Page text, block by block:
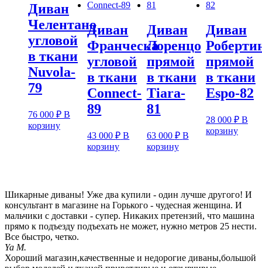
Диван
Челентано
угловой
в ткани
Nuvola-
79
76 000 ₽ В
корзину
Диван
Франческа
угловой
в ткани
Connect-
89
43 000₽ В
корзину
Диван
Лоренцо
прямой
в ткани
Tiara-
81
63 000 ₽ В
корзину
Диван
прямой
в ткани
Espo-82
28 000 ₽ В
корзину
Шикарные диваны! Уже два купили - один лучше другого! И
консультант в магазине на Горького - чудесная женщина. И
мальчики с доставки - супер. Никаких претензий, что машина
прямо к подъезду подъехать не может, нужно метров 25 нести.
Все быстро, четко.
Ya M.
Хороший магазин,качественные и недорогие диваны,большой